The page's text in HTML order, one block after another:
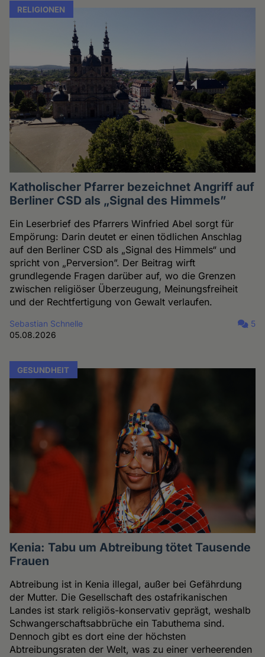
RELIGIONEN
Katholischer Pfarrer bezeichnet Angriff auf
Berliner CSD als „Signal des Himmels”
Ein Leserbrief des Pfarrers Winfried Abel sorgt für
Empörung: Darin deutet er einen tödlichen Anschlag
auf den Berliner CSD als „Signal des Himmels“ und
spricht von „Perversion”. Der Beitrag wirft
grundlegende Fragen darüber auf, wo die Grenzen
zwischen religiöser Überzeugung, Meinungsfreiheit
und der Rechtfertigung von Gewalt verlaufen.
Sebastian Schnelle
05.08.2026
5
GESUNDHEIT
Kenia: Tabu um Abtreibung tötet Tausende
Frauen
Abtreibung ist in Kenia illegal, außer bei Gefährdung
der Mutter. Die Gesellschaft des ostafrikanischen
Landes ist stark religiös-konservativ geprägt, weshalb
Schwangerschaftsabbrüche ein Tabuthema sind.
Dennoch gibt es dort eine der höchsten
Abtreibungsraten der Welt, was zu einer verheerenden